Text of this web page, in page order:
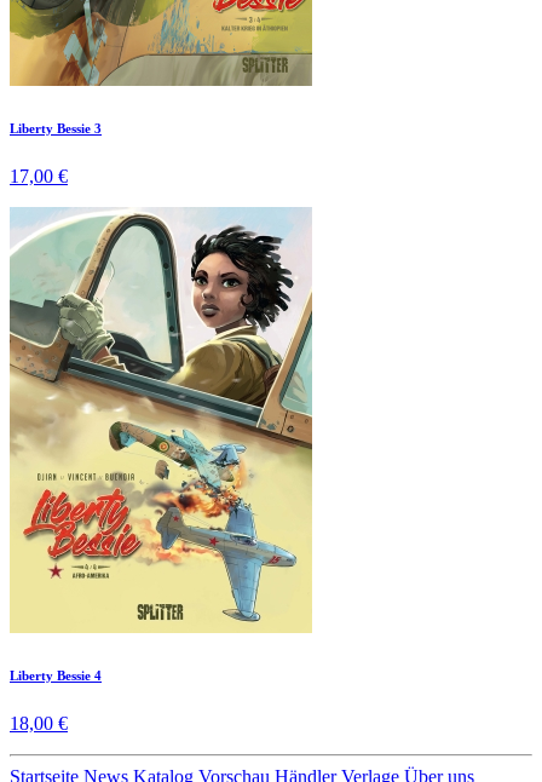
Liberty Bessie 3
17,00 €
Liberty Bessie 4
18,00 €
Startseite News Katalog Vorschau Händler Verlage Über uns